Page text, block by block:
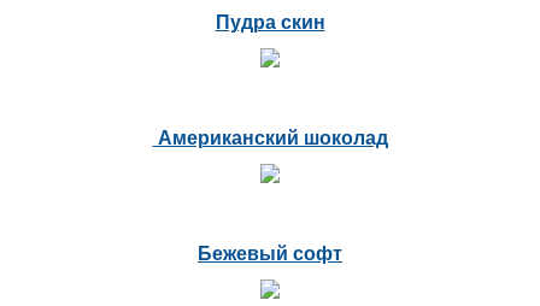
Пудра скин
Американский шоколад
Бежевый софт